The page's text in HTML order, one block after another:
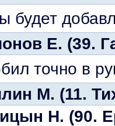
будет
Е. (39.
точно в
М. (11.
Н. (90.